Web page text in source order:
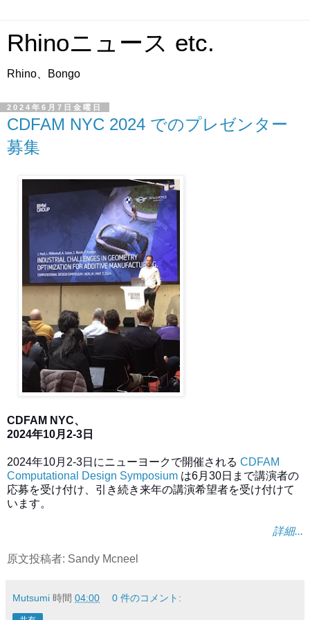
Rhinoニュース etc.
Rhino、Bongo
2024年6月7日金曜日
CDFAM NYC 2024 でのプレゼンター
募集
CDFAM NYC、
2024年10月2-3日
2024年10月2-3日にニューヨークで開催される CDFAM
Computational Design Symposium は6月30日まで講演者の
応募を受け付け、引き続き来年の講演希望者を受け付けて
います。
詳細...
原文投稿者: Sandy Mcneel
Mutsumi 時間 04:00 0 件のコメント: